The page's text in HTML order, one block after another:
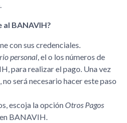
BANAVIH?
con sus credenciales.
personal , el o los números de
para realizar el pago. Una vez
será necesario hacer este paso
escoja la opciónOtros Pagos
BANAVIH.